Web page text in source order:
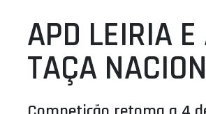
COMPETIÇÕES
ASSOCIAÇÕES
CLUBES
AGENTES
APD LEIRIA
TAÇA